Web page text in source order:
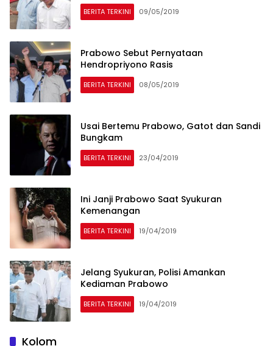
BERITA TERKINI 09/05/2019
Prabowo Sebut Pernyataan
Hendropriyono Rasis
BERITA TERKINI 08/05/2019
Usai Bertemu Prabowo, Gatot dan Sandi
Bungkam
BERITA TERKINI 23/04/2019
Ini Janji Prabowo Saat Syukuran
Kemenangan
BERITA TERKINI 19/04/2019
Jelang Syukuran, Polisi Amankan
Kediaman Prabowo
BERITA TERKINI 19/04/2019
Kolom